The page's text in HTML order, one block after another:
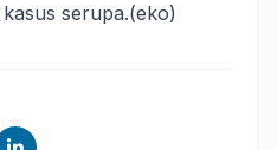
serupa.(eko)